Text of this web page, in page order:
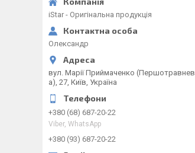
iStar - Оригінальна продукція
Олександр
вул. Марії Приймаченко (Першотравнев
а), 27, Київ, Україна
+380 (68) 687-20-22
Viber, WhatsApp
+380 (93) 687-20-22